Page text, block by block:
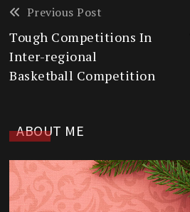
Read
more
articles
Previous Post
Tough Competitions In
Inter-regional
Basketball Competition
ABOUT ME